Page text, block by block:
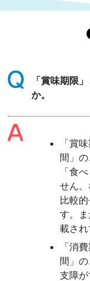
「賞味期限
か。
「賞
間」
「食
せん
比較
す。
載され
「消
間」
支障